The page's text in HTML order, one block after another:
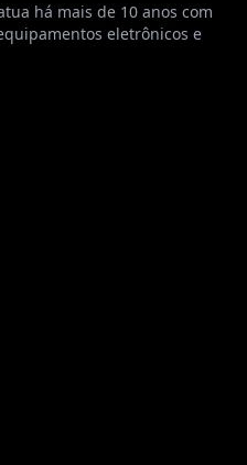
há mais de 10 anos com
eletrônicos e